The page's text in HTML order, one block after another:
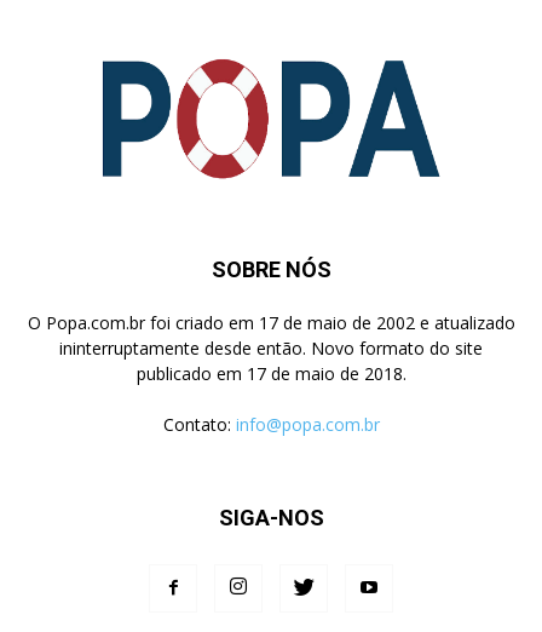
SOBRE NÓS
O Popa.com.br foi criado em 17 de maio de 2002 e atualizado
ininterruptamente desde então. Novo formato do site
publicado em 17 de maio de 2018.
Contato: info@popa.com.br
SIGA-NOS